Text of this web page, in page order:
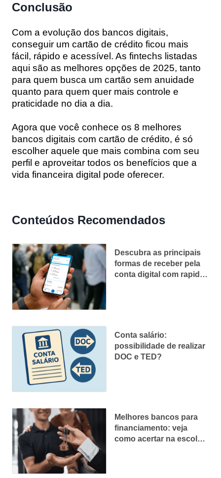
Conclusão
Com a evolução dos bancos digitais,
conseguir um cartão de crédito ficou mais
fácil, rápido e acessível. As fintechs listadas
aqui são as melhores opções de 2025, tanto
para quem busca um cartão sem anuidade
quanto para quem quer mais controle e
praticidade no dia a dia.
Agora que você conhece os 8 melhores
bancos digitais com cartão de crédito, é só
escolher aquele que mais combina com seu
perfil e aproveitar todos os benefícios que a
vida financeira digital pode oferecer.
Conteúdos Recomendados
Descubra as principais
formas de receber pela
conta digital com rapidez
Conta salário:
possibilidade de realizar
DOC e TED?
Melhores bancos para
financiamento: veja
como acertar na escolha